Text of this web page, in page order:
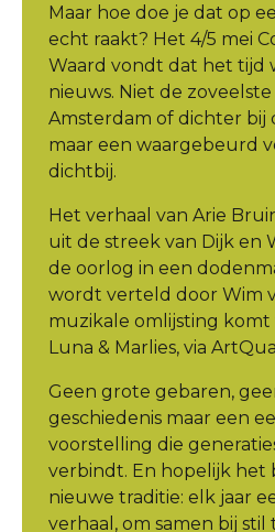
Maar hoe doe je dat op
echt raakt? Het 4/5 mei
Waard vondt dat het tijd
nieuws. Niet de
Amsterdam of dichter bij
maar een waargebeurd
dichtbij.
Het verhaal van Arie
uit de streek van Dijk en
de oorlog in een
wordt verteld door Wim
muzikale omlijsting
Luna & Marlies, via
Geen grote gebaren,
geschiedenis maar een
voorstelling die
verbindt. En hopelijk het
nieuwe traditie: elk jaar
verhaal, om samen bij stil